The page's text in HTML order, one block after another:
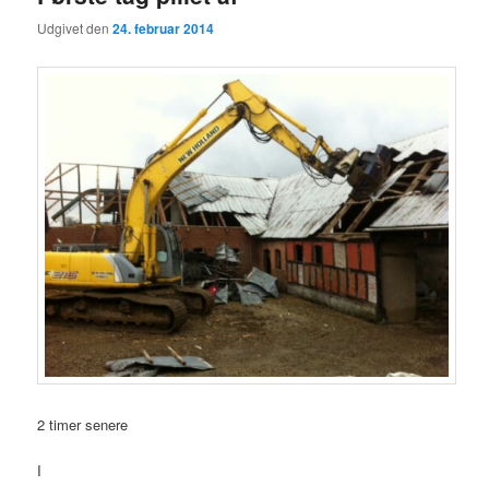
Udgivet den24. februar 2014
2 timer senere
I